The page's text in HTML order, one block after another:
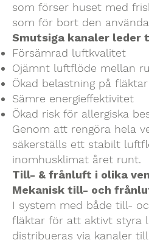
som förser huset med
som för bort den
Smutsiga kanaler leder
Försämrad luftkvalitet
Ojämnt luftflöde mellan
Ökad belastning på
Sämre energieffektivitet
Ökad risk för allergiska
Genom att rengöra hela
säkerställs ett stabilt
inomhusklimat året runt.
Till- & frånluft i olika
Mekanisk till- och
I system med både till-
fläktar för att aktivt styra
distribueras via kanaler